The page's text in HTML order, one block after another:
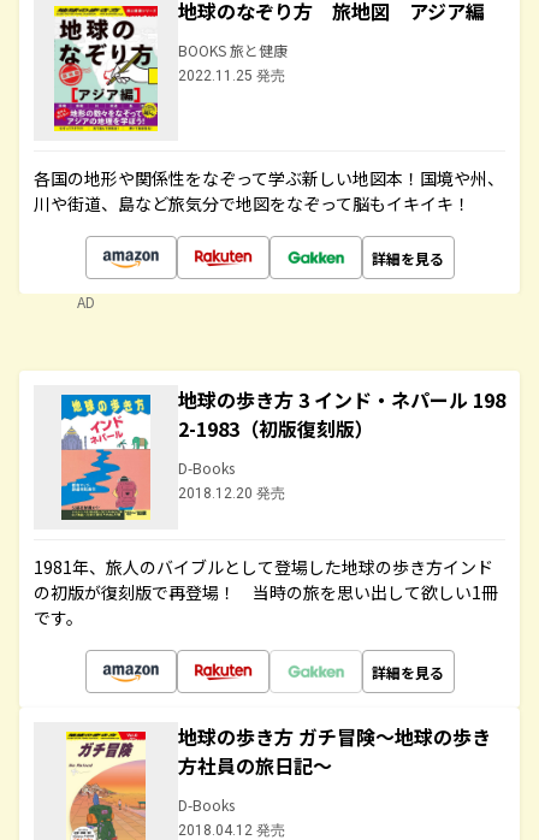
地球のなぞり方 旅地図 アジア編
BOOKS 旅と健康
2022.11.25 発売
各国の地形や関係性をなぞって学ぶ新しい地図本！国境や州、
川や街道、島など旅気分で地図をなぞって脳もイキイキ！
詳細を見る
AD
地球の歩き方 3 インド・ネパール 198
2-1983（初版復刻版）
D-Books
2018.12.20 発売
1981年、旅人のバイブルとして登場した地球の歩き方インド
の初版が復刻版で再登場！ 当時の旅を思い出して欲しい1冊
です。
詳細を見る
地球の歩き方 ガチ冒険～地球の歩き
方社員の旅日記～
D-Books
2018.04.12 発売